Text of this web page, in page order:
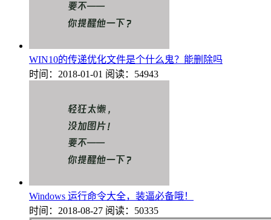
WIN10的传递优化文件是个什么鬼？能删除吗
时间：2018-01-01 阅读：54943
Windows 运行命令大全，装逼必备哦！
时间：2018-08-27 阅读：50335